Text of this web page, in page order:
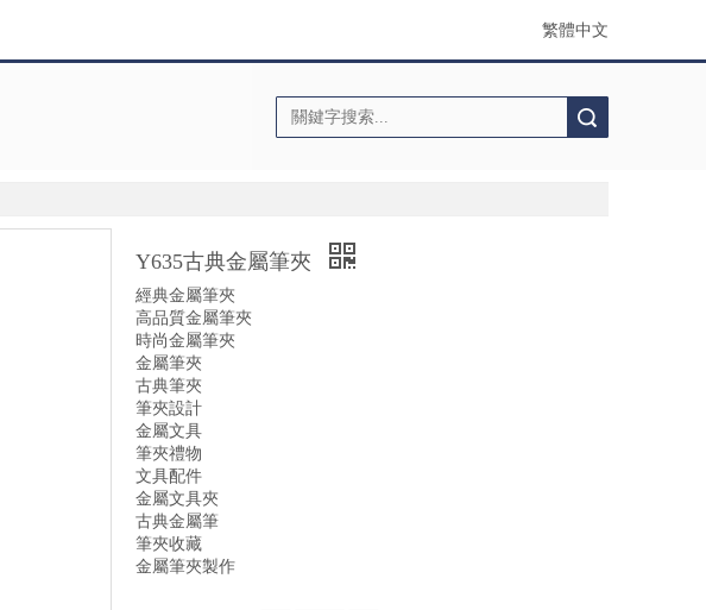
繁體中文
Y635古典金屬筆夾
經典金屬筆夾
高品質金屬筆夾
時尚金屬筆夾
金屬筆夾
古典筆夾
筆夾設計
金屬文具
筆夾禮物
文具配件
金屬文具夾
古典金屬筆
筆夾收藏
金屬筆夾製作